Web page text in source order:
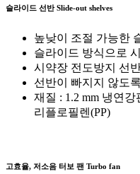
슬라이드 선반 Slide-out shelves
높낮이 조절 가능한
슬라이드 방식으로
시약장 전도방지 선
선반이 빠지지 않도
재질 : 1.2 mm 냉연
리플로필렌(PP)
고효율, 저소음 터보 팬 Turbo fan